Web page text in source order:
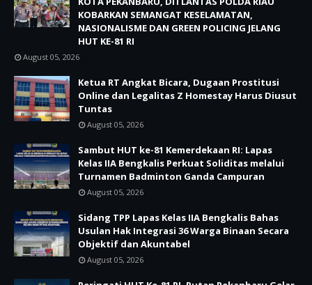
KOBARKAN SEMANGAT KESELAMATAN,
NASIONALISME DAN GREEN POLICING JELANG
HUT KE-81 RI
August 05, 2026
Ketua RT Angkat Bicara, Dugaan Prostitusi
Online dan Legalitas Z Homestay Harus Diusut
Tuntas
August 05, 2026
Sambut HUT ke-81 Kemerdekaan RI: Lapas
Kelas IIA Bengkalis Perkuat Soliditas melalui
Turnamen Badminton Ganda Campuran
August 05, 2026
Sidang TPP Lapas Kelas IIA Bengkalis Bahas
Usulan Hak Integrasi 36 Warga Binaan Secara
Objektif dan Akuntabel
August 05, 2026